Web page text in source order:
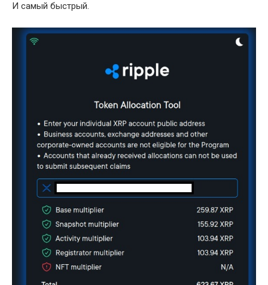
И самый быстрый.